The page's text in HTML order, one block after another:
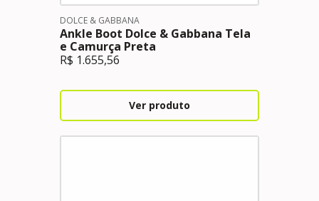
DOLCE & GABBANA
Ankle Boot Dolce & Gabbana Tela
e Camurça Preta
R$ 1.655,56
Ver produto